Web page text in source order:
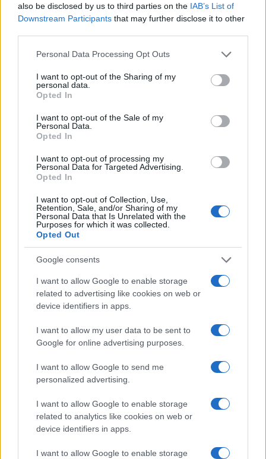
also be disclosed by us to third parties on the IAB’s List of
Downstream Participants that may further disclose it to other
Please note that this website/app uses one or more Google
not limited to your visit or usage behaviour. You may click to
grant or deny consent to Google and its third-party tags to
use your data for below specified purposes in below Google
consent section.
Personal Data Processing Opt Outs
I want to opt-out of the Sharing of my
personal data.
Opted In
I want to opt-out of the Sale of my
Personal Data.
Opted In
I want to opt-out of processing my
Personal Data for Targeted Advertising.
Opted In
I want to opt-out of Collection, Use,
Retention, Sale, and/or Sharing of my
Personal Data that Is Unrelated with the
Purposes for which it was collected.
Opted Out
Google consents
I want to allow Google to enable storage
related to advertising like cookies on web or
device identifiers in apps.
I want to allow my user data to be sent to
Google for online advertising purposes.
I want to allow Google to send me
personalized advertising.
I want to allow Google to enable storage
related to analytics like cookies on web or
device identifiers in apps.
I want to allow Google to enable storage
A káposztát, kicsit átöblítjük, jól kinyomkodjuk. A
zsemlét vízbe áztatjuk, majd szintén kinyomkodjuk. A
hagymákat megtisztítjuk, finomra aprítjuk. A darált
húst a hagymákkal, a tojással, kicsavart zsemlével
A sütőt 180 °C-ra előmelegítjük. Nagyobb darab
alufóliát kiterítünk, megolajozzuk, elsimítjuk rajta a
húst, kb. 2 centi vastagon. Megkenjük a mustárral,
ráhelyezzük a sonkát, majd egy réteg savanyú
feltekerjük, jól becsomagoljuk, és sütőlapra fektetjük.
A sütőben 30 percig sütjük.
A répát meghámozzuk, a brokkolit rózsáira szedjük, és
kevés sós vízben kissé megpároljuk, leszűrjük.
Serpenyőben felforrósítjuk a vajat, a répát meg a
brokkolit nagy lángon megfuttatjuk benne, sózzuk,
borsozzuk.
A hústekercset kicsit hűlni hagyjuk, majd ráhalmozzuk
a maradék savanyú káposztát. Felszeleteljük és a
zöldségekkel tálaljuk.
Munka: kb. 45 perc
Megosztás:
Twitter
Pinterest
savanyú